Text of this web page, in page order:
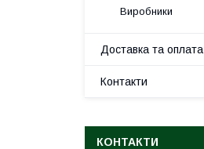
Виробники
Доставка та оплата
Контакти
КОНТАКТИ